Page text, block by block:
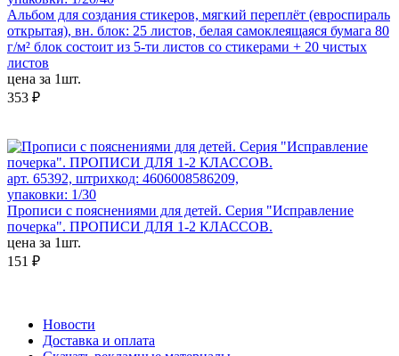
Альбом для создания стикеров, мягкий переплёт (евроспираль
открытая), вн. блок: 25 листов, белая самоклеящаяся бумага 80
г/м² блок состоит из 5-ти листов со стикерами + 20 чистых
листов
цена за 1шт.
353 ₽
арт. 65392, штрихкод: 4606008586209,
упаковки: 1/30
Прописи с пояснениями для детей. Серия "Исправление
почерка". ПРОПИСИ ДЛЯ 1-2 КЛАССОВ.
цена за 1шт.
151 ₽
Новости
Доставка и оплата